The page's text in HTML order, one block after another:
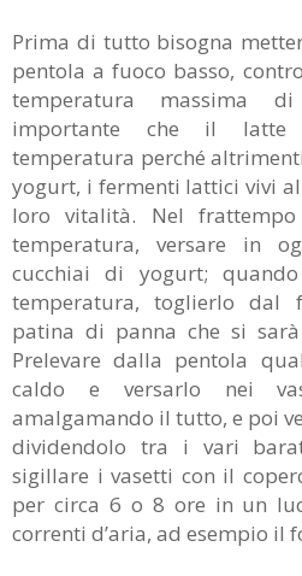
Prima di tutto bisogna
pentola a fuoco basso,
temperatura massima
importante che il latte
temperatura perché
yogurt, i fermenti lattici vivi
loro vitalità. Nel
temperatura, versare in
cucchiai di yogurt;
temperatura, toglierlo dal
patina di panna che si
Prelevare dalla pentola
caldo e versarlo nei
amalgamando il tutto, e poi
dividendolo tra i vari
sigillare i vasetti con il
per circa 6 o 8 ore in un
correnti d’aria, ad esempio il